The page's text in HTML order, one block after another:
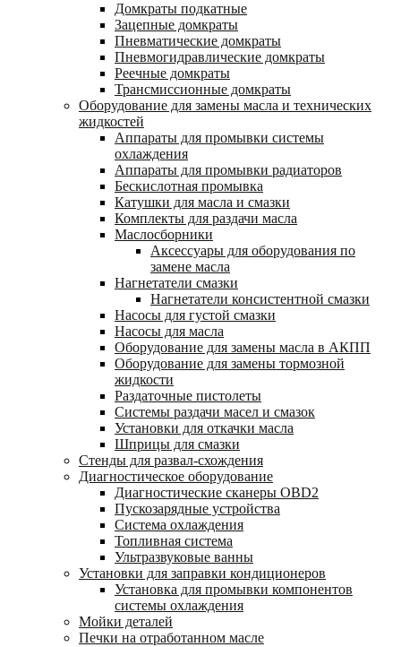
Домкраты подкатные
Зацепные домкраты
Пневматические домкраты
Пневмогидравлические домкраты
Реечные домкраты
Трансмиссионные домкраты
Оборудование для замены масла и технических
жидкостей
Аппараты для промывки системы
охлаждения
Аппараты для промывки радиаторов
Бескислотная промывка
Катушки для масла и смазки
Комплекты для раздачи масла
Маслосборники
Аксессуары для оборудования по
замене масла
Нагнетатели смазки
Нагнетатели консистентной смазки
Насосы для густой смазки
Насосы для масла
Оборудование для замены масла в АКПП
Оборудование для замены тормозной
жидкости
Раздаточные пистолеты
Системы раздачи масел и смазок
Установки для откачки масла
Шприцы для смазки
Стенды для развал-схождения
Диагностическое оборудование
Диагностические сканеры OBD2
Пускозарядные устройства
Система охлаждения
Топливная система
Ультразвуковые ванны
Установки для заправки кондиционеров
Установка для промывки компонентов
системы охлаждения
Мойки деталей
Печки на отработанном масле